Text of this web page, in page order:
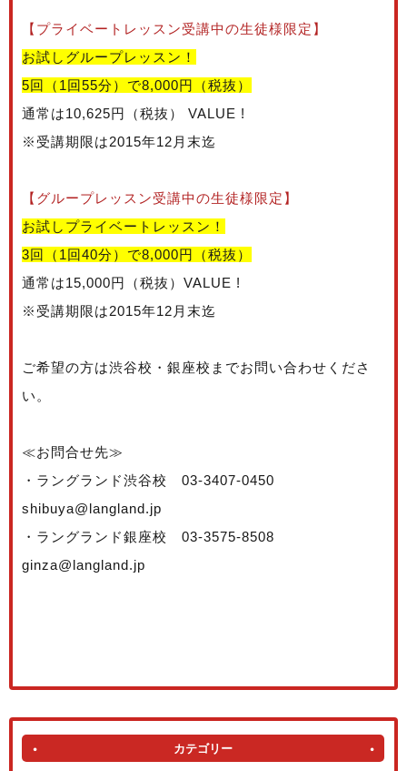
【プライベートレッスン受講中の生徒様限定】
お試しグループレッスン！
5回（1回55分）で8,000円（税抜）
通常は10,625円（税抜）
VALUE !
※受講期限は2015年12月末迄
【グループレッスン受講中の生徒様限定】
お試しプライベートレッスン！
3回（1回40分）で8,000円（税抜）
通常は15,000円（税抜）VALUE !
※受講期限は2015年12月末迄
ご希望の方は渋谷校・銀座校までお問い合わせくださ
い。
≪お問合せ先≫
・ラングランド渋谷校 03-3407-0450
shibuya@langland.jp
・ラングランド銀座校 03-3575-8508
ginza@langland.jp
カテゴリー